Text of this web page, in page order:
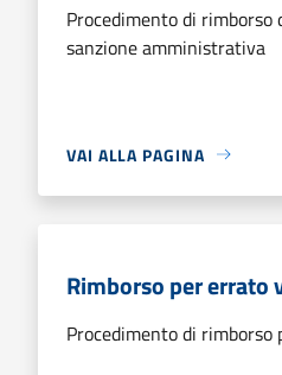
Procedimento di rimborso
sanzione amministrativa
VAI ALLA PAGINA
Rimborso per errato
Procedimento di